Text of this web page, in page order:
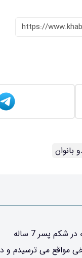
https://
بانوان
پسر 7 ساله
مواقع می ترسیدم و